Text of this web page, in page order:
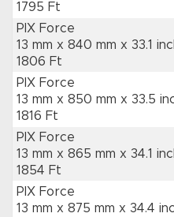
1795 Ft
PIX Force
13 mm x 840 mm x 33.1
1806 Ft
PIX Force
13 mm x 850 mm x 33.5
1816 Ft
PIX Force
13 mm x 865 mm x 34.1
1854 Ft
PIX Force
13 mm x 875 mm x 34.4